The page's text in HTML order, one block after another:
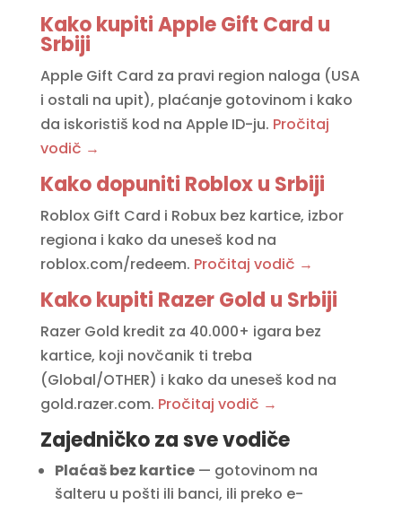
Kako kupiti Apple Gift Card u
Srbiji
Apple Gift Card za pravi region naloga (USA
i ostali na upit), plaćanje gotovinom i kako
da iskoristiš kod na Apple ID-ju. Pročitaj
vodič →
Kako dopuniti Roblox u Srbiji
Roblox Gift Card i Robux bez kartice, izbor
regiona i kako da uneseš kod na
roblox.com/redeem. Pročitaj vodič →
Kako kupiti Razer Gold u Srbiji
Razer Gold kredit za 40.000+ igara bez
kartice, koji novčanik ti treba
(Global/OTHER) i kako da uneseš kod na
gold.razer.com. Pročitaj vodič →
Zajedničko za sve vodiče
Plaćaš bez kartice— gotovinom na
šalteru u pošti ili banci, ili preko e-